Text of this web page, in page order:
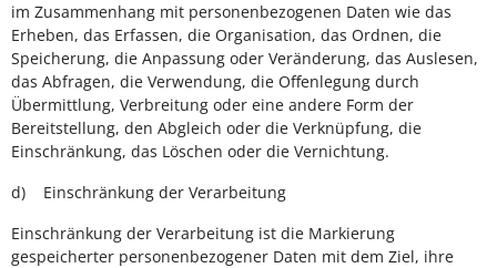
im Zusammenhang mit personenbezogenen Daten wie das
Erheben, das Erfassen, die Organisation, das Ordnen, die
Speicherung, die Anpassung oder Veränderung, das Auslesen,
das Abfragen, die Verwendung, die Offenlegung durch
Übermittlung, Verbreitung oder eine andere Form der
Bereitstellung, den Abgleich oder die Verknüpfung, die
Einschränkung, das Löschen oder die Vernichtung.
d) Einschränkung der Verarbeitung
Einschränkung der Verarbeitung ist die Markierung
gespeicherter personenbezogener Daten mit dem Ziel, ihre